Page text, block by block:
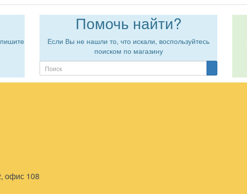
Помочь найти?
Если Вы не нашли то, что искали, воспользуйтесь
поиском по магазину
офис 108